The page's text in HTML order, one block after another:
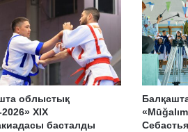
облыстық
XIX
басталды